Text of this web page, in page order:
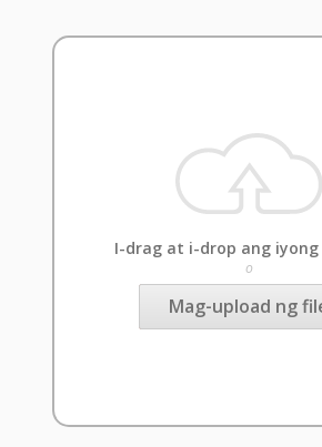
I-drag at i-drop ang
o
Mag-upload ng